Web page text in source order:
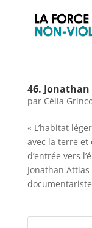
46.
par Célia
« L’habitat
avec la terre et
d’entrée vers
Jonathan